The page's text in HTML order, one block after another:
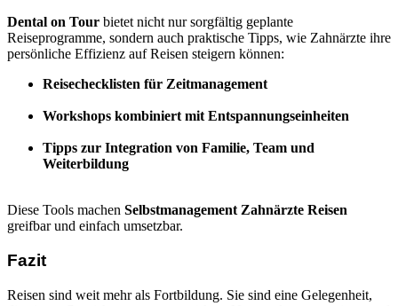
Dental on Tour bietet nicht nur sorgfältig geplante
Reiseprogramme, sondern auch praktische Tipps, wie Zahnärzte ihre
persönliche Effizienz auf Reisen steigern können:
Reisechecklisten für Zeitmanagement
Workshops kombiniert mit Entspannungseinheiten
Tipps zur Integration von Familie, Team und
Weiterbildung
Diese Tools machen Selbstmanagement Zahnärzte Reisen
greifbar und einfach umsetzbar.
Fazit
Reisen sind weit mehr als Fortbildung. Sie sind eine Gelegenheit,